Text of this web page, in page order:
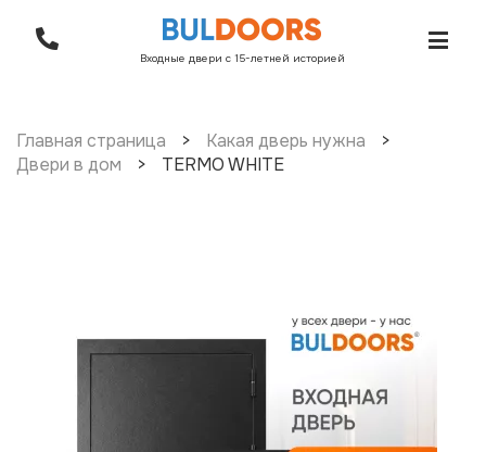
Входные двери с 15-летней историей
Главная страница > Какая дверь нужна
>
Двери в дом
> TERMO WHITE